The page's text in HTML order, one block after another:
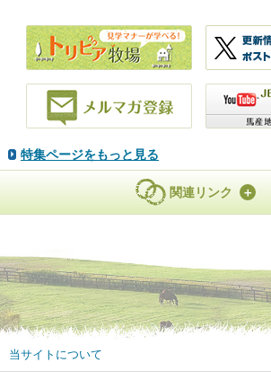
特集ページをもっと見る
関連リンク
当サイトについて